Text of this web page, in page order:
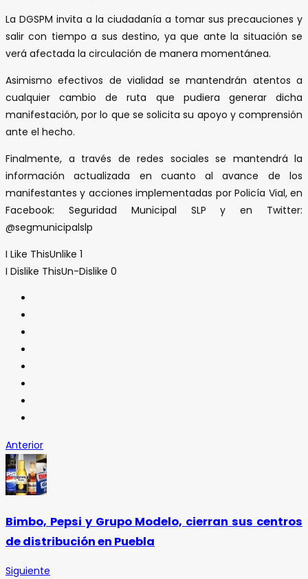
La DGSPM invita a la ciudadanía a tomar sus precauciones y
salir con tiempo a sus destino, ya que ante la situación se
verá afectada la circulación de manera momentánea.
Asimismo efectivos de vialidad se mantendrán atentos a
cualquier cambio de ruta que pudiera generar dicha
manifestación, por lo que se solicita su apoyo y comprensión
ante el hecho.
Finalmente, a través de redes sociales se mantendrá la
información actualizada en cuanto al avance de los
manifestantes y acciones implementadas por Policía Vial, en
Facebook: Seguridad Municipal SLP y en Twitter:
@segmunicipalslp
I Like ThisUnlike 1
I Dislike ThisUn-Dislike 0
Anterior
Bimbo, Pepsi y Grupo Modelo, cierran sus centros
de distribución en Puebla
Siguiente